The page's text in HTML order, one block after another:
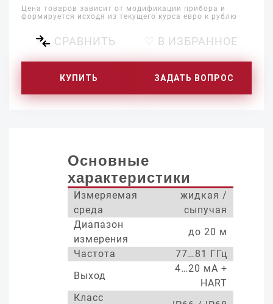
Цена товаров зависит от модификации прибора и
формируется исходя из текущего курса евро к рублю
СРАВНИТЬ ♡ В ИЗБРАННОЕ
КУПИТЬ ЗАДАТЬ ВОПРОС
Основные
характеристики
Измеряемая
среда
жидкая /
сыпучая
Диапазон
измерения
до 20 м
Частота
77…81 ГГц
Выход
4…20 мА +
HART
Класс